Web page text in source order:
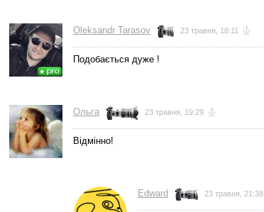
Oleksandr Tarasov 23 травня, 18:11
Подобається дуже !
Ольга 23 травня, 19:29
Вiдмiнно!
Edward 23 травня, 21:38